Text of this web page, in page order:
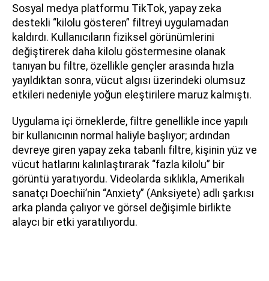
Sosyal medya platformu TikTok, yapay zeka
destekli “kilolu gösteren” filtreyi uygulamadan
kaldırdı. Kullanıcıların fiziksel görünümlerini
değiştirerek daha kilolu göstermesine olanak
tanıyan bu filtre, özellikle gençler arasında hızla
yayıldıktan sonra, vücut algısı üzerindeki olumsuz
etkileri nedeniyle yoğun eleştirilere maruz kalmıştı.
Uygulama içi örneklerde, filtre genellikle ince yapılı
bir kullanıcının normal haliyle başlıyor; ardından
devreye giren yapay zeka tabanlı filtre, kişinin yüz ve
vücut hatlarını kalınlaştırarak “fazla kilolu” bir
görüntü yaratıyordu. Videolarda sıklıkla, Amerikalı
sanatçı Doechii’nin “Anxiety” (Anksiyete) adlı şarkısı
arka planda çalıyor ve görsel değişimle birlikte
alaycı bir etki yaratılıyordu.